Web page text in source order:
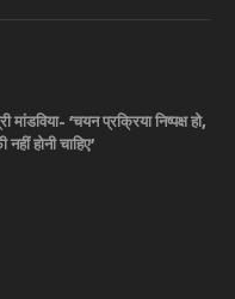
‘चयन प्रक्रिया निष्पक्ष हो,
होनी चाहिए’